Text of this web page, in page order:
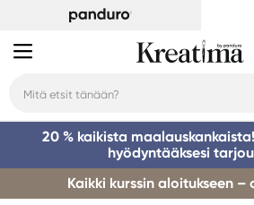
20 % kaikista
hyödyntääksesi
Kaikki kurssin aloitukseen